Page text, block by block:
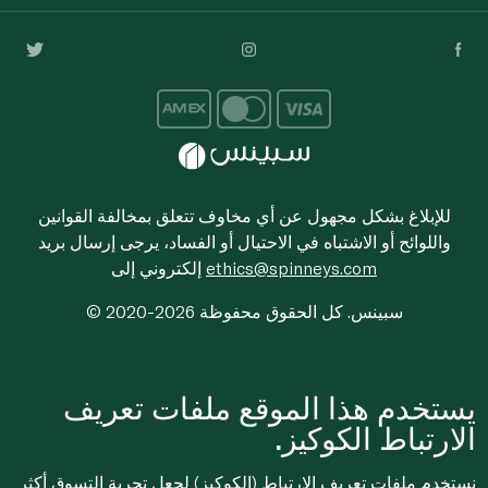
للإبلاغ بشكل مجهول عن أي مخاوف تتعلق بمخالفة القوانين
واللوائح أو الاشتباه في الاحتيال أو الفساد، يرجى إرسال بريد
ethics@spinneys.com
© 2020-2026 سبينس. كل الحقوق محفوظة
يستخدم هذا الموقع ملفات تعريف
الارتباط الكوكيز.
نستخدم ملفات تعريف الارتباط (الكوكيز) لجعل تجربة التسوق أكثر